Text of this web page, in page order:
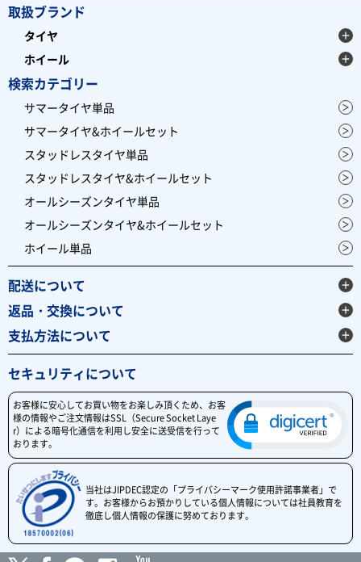
取扱ブランド
タイヤ
ホイール
検索カテゴリー
サマータイヤ単品
サマータイヤ&ホイールセット
スタッドレスタイヤ単品
スタッドレスタイヤ&ホイールセット
オールシーズンタイヤ単品
オールシーズンタイヤ&ホイールセット
ホイール単品
配送について
返品・交換について
支払方法について
セキュリティについて
お客様に安心してお買い物をお楽しみ頂くため、お客
様の情報やご注文情報はSSL（Secure Socket Laye
r）による暗号化通信を利用し安全に送受信を行って
おります。
当社はJIPDEC認定の「プライバシーマーク使用許諾事業者」で
す。お客様からお預かりしている個人情報については社員教育を
徹底し個人情報の保護に努めております。